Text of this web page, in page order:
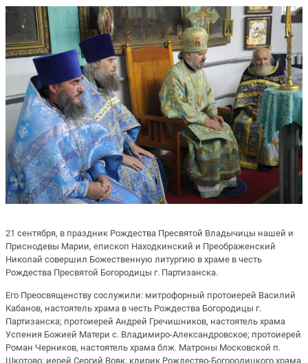
21 сентября, в праздник Рождества Пресвятой Владычицы нашей и
Приснодевы Марии, епископ Находкинский и Преображенский
Николай совершил Божественную литургию в храме в честь
Рождества Пресвятой Богородицы г. Партизанска.
Его Преосвященству сослужили: митрофорный протоиерей Василий
Кабанов, настоятель храма в честь Рождества Богородицы г.
Партизанска; протоиерей Андрей Гречишников, настоятель храма
Успения Божией Матери с. Владимиро-Александровское; протоиерей
Роман Черников, настоятель храма блж. Матроны Московской п.
Шкотово; иерей Сергий Вовк, клирик Рождество-Богородицкого храма